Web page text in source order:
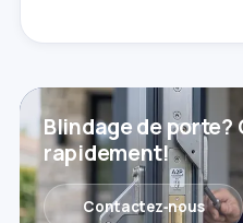
Blindage de
rapidement!
Contactez‑nous